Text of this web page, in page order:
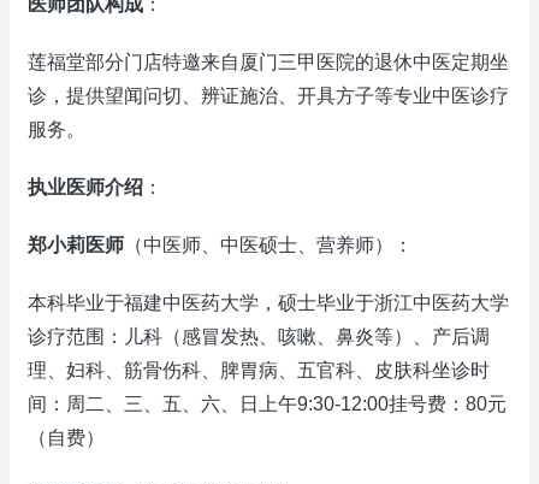
医师团队构成 ：
莲福堂部分门店特邀来自厦门三甲医院的退休中医定期坐
诊，提供望闻问切、辨证施治、开具方子等专业中医诊疗
服务。
执业医师介绍 ：
郑小莉医师 （中医师、中医硕士、营养师）：
本科毕业于福建中医药大学，硕士毕业于浙江中医药大学
诊疗范围：儿科（感冒发热、咳嗽、鼻炎等）、产后调
理、妇科、筋骨伤科、脾胃病、五官科、皮肤科坐诊时
间：周二、三、五、六、日上午9:30-12:00挂号费：80元
（自费）